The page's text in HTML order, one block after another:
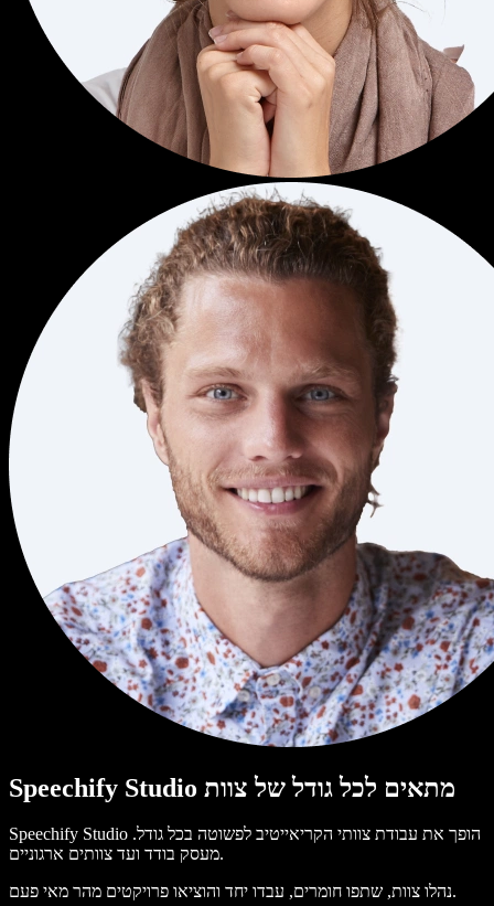
Speechify Studio מתאים לכל גודל של צוות
Speechify Studio הופך את עבודת צוותי הקריאייטיב לפשוטה בכל גודל.
מעסק בודד ועד צוותים ארגוניים.
נהלו צוות, שתפו חומרים, עבדו יחד והוציאו פרויקטים מהר מאי פעם.